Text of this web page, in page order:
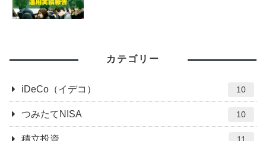
カテゴリー
iDeCo（イデコ） 10
つみたてNISA 10
積立投資 11